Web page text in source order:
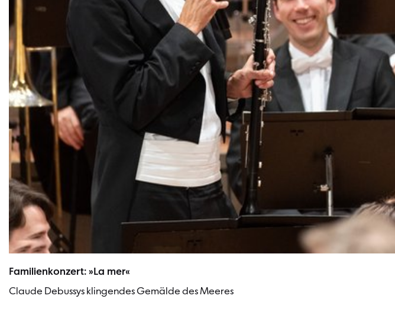
Familienkonzert: »La mer«
Claude Debussys klingendes Gemälde des Meeres